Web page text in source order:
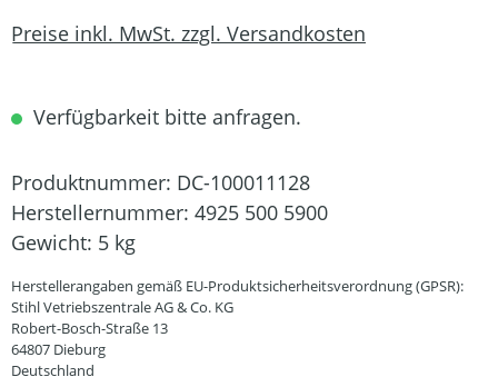
Preise inkl. MwSt. zzgl. Versandkosten
Verfügbarkeit bitte anfragen.
Produktnummer: DC-100011128
Herstellernummer: 4925 500 5900
Gewicht: 5 kg
Herstellerangaben gemäß EU-Produktsicherheitsverordnung (GPSR):
Stihl Vetriebszentrale AG & Co. KG
Robert-Bosch-Straße 13
64807 Dieburg
Deutschland